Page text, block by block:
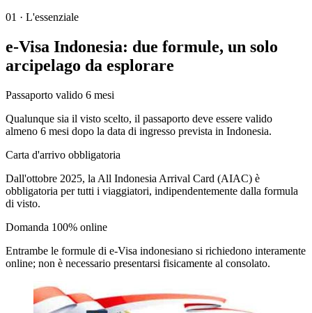
01 · L'essenziale
e-Visa Indonesia: due formule, un solo
arcipelago da esplorare
Passaporto valido 6 mesi
Qualunque sia il visto scelto, il passaporto deve essere valido
almeno 6 mesi dopo la data di ingresso prevista in Indonesia.
Carta d'arrivo obbligatoria
Dall'ottobre 2025, la All Indonesia Arrival Card (AIAC) è
obbligatoria per tutti i viaggiatori, indipendentemente dalla formula
di visto.
Domanda 100% online
Entrambe le formule di e-Visa indonesiano si richiedono interamente
online; non è necessario presentarsi fisicamente al consolato.